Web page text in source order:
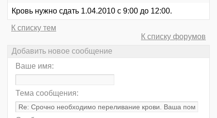
Кровь нужно сдать 1.04.2010 с 9:00 до 12:00.
К списку тем
К списку форумов
Добавить новое сообщение
Ваше имя:
Тема сообщения: